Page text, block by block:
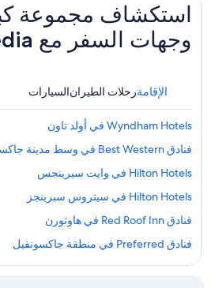
استكشاف مجموعة
وجهات السفر مع Expedia
الإقامةرحلات الطيرانالسيارات
Wyndham Hotels في أولد تاون
فنادق Best Western في وسط مدينة جاكسونفيل
Hilton Hotels في وايت سبرينجس
Hilton Hotels في سيتروس سبرينجز
فنادق Red Roof Inn في هاوثورن
فنادق Preferred في منطقة جاكسونفيل
فنادق La Quinta Inn & Suites في هيرناندو